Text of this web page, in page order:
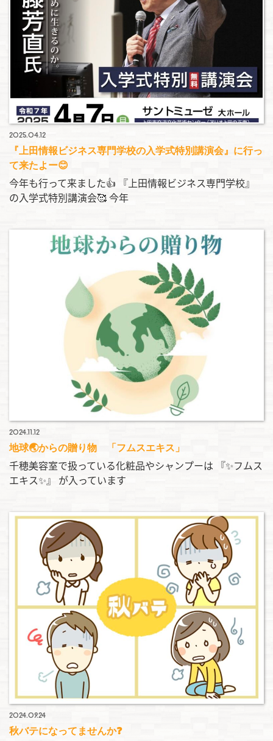
2025.04.12
『上田情報ビジネス専門学校の入学式特別講演会』に行っ
て来たよー😊
今年も行って来ました👍 『上田情報ビジネス専門学校』
の入学式特別講演会🥰 今年
2024.11.12
地球🌏からの贈り物 「フムスエキス」
千穂美容室で扱っている化粧品やシャンプーは 『✨フムス
エキス✨』 が入っています
2024.09.24
秋バテになってませんか❓